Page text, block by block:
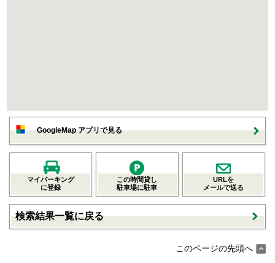
GoogleMap アプリで見る
マイパーキング
に登録
この時間貸し
駐車場に駐車
URLを
メールで送る
検索結果一覧に戻る
このページの先頭へ